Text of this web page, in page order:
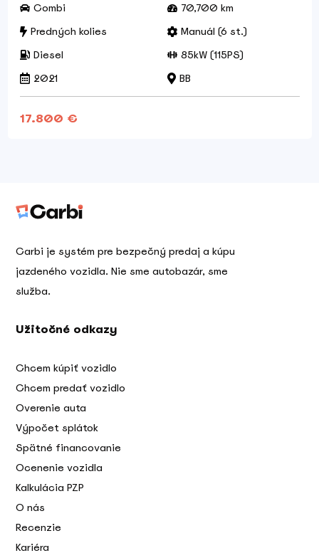
Combi
70,700 km
Predných kolies
Manuál (6 st.)
Diesel
85kW (115PS)
2021
BB
17.800 €
Carbi je systém pre bezpečný predaj a kúpu
jazdeného vozidla. Nie sme autobazár, sme
služba.
Užitočné odkazy
Chcem kúpiť vozidlo
Chcem predať vozidlo
Overenie auta
Výpočet splátok
Spätné financovanie
Ocenenie vozidla
Kalkulácia PZP
O nás
Recenzie
Kariéra